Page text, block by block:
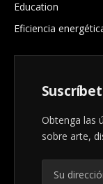
Education
Eficiencia
Obtenga las
sobre arte,